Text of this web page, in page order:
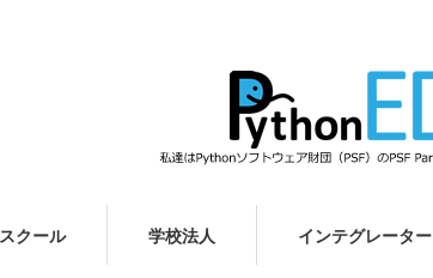
スクール 学校法人 インテグレーター